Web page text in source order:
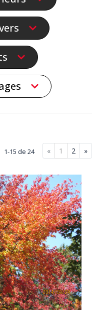
1-15 de 24 « 1 2 »